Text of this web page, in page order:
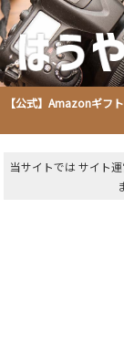
【公式】Amazonギフ
当サイトでは サイト